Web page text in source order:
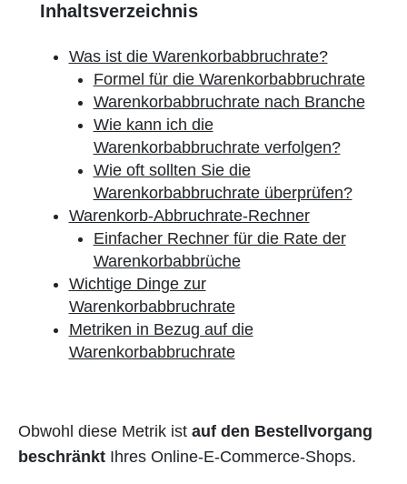
Inhaltsverzeichnis
Was ist die Warenkorbabbruchrate?
Formel für die Warenkorbabbruchrate
Warenkorbabbruchrate nach Branche
Wie kann ich die
Warenkorbabbruchrate verfolgen?
Wie oft sollten Sie die
Warenkorbabbruchrate überprüfen?
Warenkorb-Abbruchrate-Rechner
Einfacher Rechner für die Rate der
Warenkorbabbrüche
Wichtige Dinge zur
Warenkorbabbruchrate
Metriken in Bezug auf die
Warenkorbabbruchrate
Obwohl diese Metrik ist auf den Bestellvorgang
beschränkt Ihres Online-E-Commerce-Shops.